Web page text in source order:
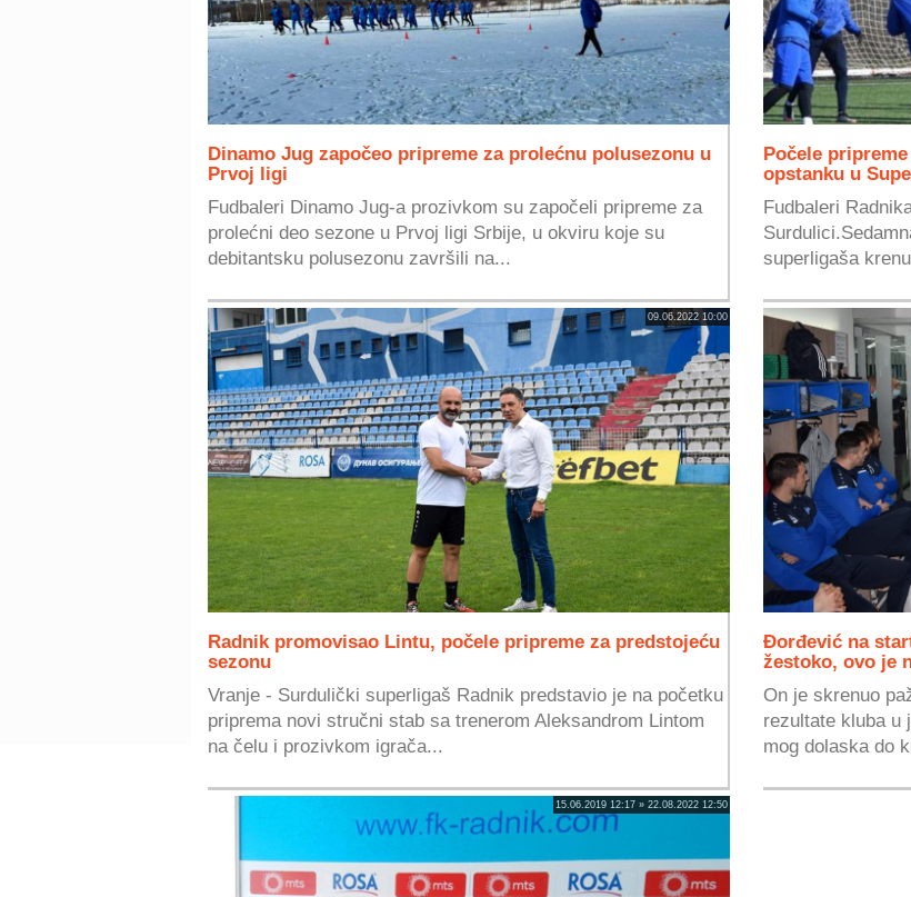
Dinamo Jug započeo pripreme za prolećnu polusezonu u
Prvoj ligi
Fudbaleri Dinamo Jug-a prozivkom su započeli pripreme za
prolećni deo sezone u Prvoj ligi Srbije, u okviru koje su
debitantsku polusezonu završili na...
Počele
opstanku u
Fudbaleri
superligaša
09.06.2022 10:00
Radnik promovisao Lintu, počele pripreme za predstojeću
sezonu
Vranje - Surdulički superligaš Radnik predstavio je na početku
priprema novi stručni stab sa trenerom Aleksandrom Lintom
na čelu i prozivkom igrača...
Đorđević na
žestoko, ovo je
On je skrenuo
rezultate kluba u
mog dolaska do
15.06.2019 12:17 » 22.08.2022 12:50